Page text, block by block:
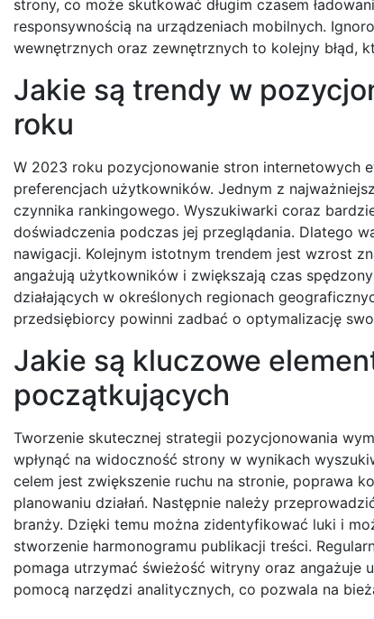
strony, co może skutkować długim czasem
responsywnością na urządzeniach mobilnych.
wewnętrznych oraz zewnętrznych to kolejny błąd,
Jakie są trendy w
roku
W 2023 roku pozycjonowanie stron internetowych
preferencjach użytkowników. Jednym z
czynnika rankingowego. Wyszukiwarki coraz
doświadczenia podczas jej przeglądania. Dlatego
nawigacji. Kolejnym istotnym trendem jest wzrost
angażują użytkowników i zwiększają czas
działających w określonych regionach
przedsiębiorcy powinni zadbać o optymalizację
Jakie są kluczowe
początkujących
Tworzenie skutecznej strategii pozycjonowania
wpłynąć na widoczność strony w wynikach
celem jest zwiększenie ruchu na stronie, poprawa
planowaniu działań. Następnie należy
branży. Dzięki temu można zidentyfikować luki i
stworzenie harmonogramu publikacji treści.
pomaga utrzymać świeżość witryny oraz angażuje
pomocą narzędzi analitycznych, co pozwala na